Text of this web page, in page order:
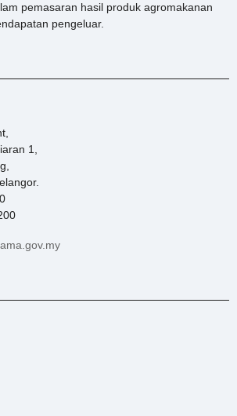
pemasaran hasil produk agromakanan
pengeluar.
1,